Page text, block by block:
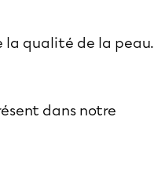
la qualité de la peau.
dans notre